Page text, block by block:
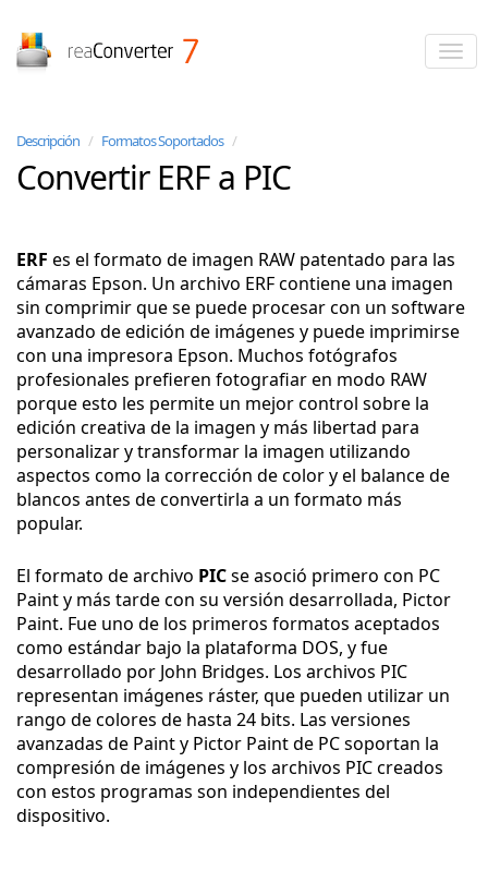
Descripción / Formatos Soportados /
Convertir ERF a PIC
ERF es el formato de imagen RAW patentado para las
cámaras Epson. Un archivo ERF contiene una imagen
sin comprimir que se puede procesar con un software
avanzado de edición de imágenes y puede imprimirse
con una impresora Epson. Muchos fotógrafos
profesionales prefieren fotografiar en modo RAW
porque esto les permite un mejor control sobre la
edición creativa de la imagen y más libertad para
personalizar y transformar la imagen utilizando
aspectos como la corrección de color y el balance de
blancos antes de convertirla a un formato más
popular.
El formato de archivo PICse asoció primero con PC
Paint y más tarde con su versión desarrollada, Pictor
Paint. Fue uno de los primeros formatos aceptados
como estándar bajo la plataforma DOS, y fue
desarrollado por John Bridges. Los archivos PIC
representan imágenes ráster, que pueden utilizar un
rango de colores de hasta 24 bits. Las versiones
avanzadas de Paint y Pictor Paint de PC soportan la
compresión de imágenes y los archivos PIC creados
con estos programas son independientes del
dispositivo.